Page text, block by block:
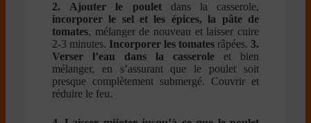
2. Ajouter le pouletdans la casserole,
incorporer le sel et les épices, la pâte de
tomates, mélanger de nouveau et laisser cuire
2-3 minutes. Incorporer les tomates râpées. 3.
Verser l’eau dans la casserole et bien
mélanger, en s’assurant que le poulet soit
presque complètement submergé. Couvrir et
réduire le feu.